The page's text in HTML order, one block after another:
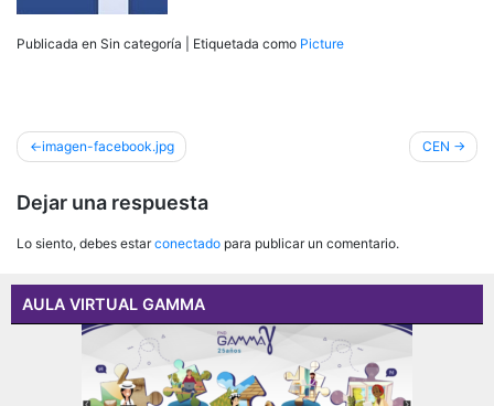
Publicada en Sin categoría Etiquetada como Picture
Navegación
entradas
imagen-facebook.jpg CEN
Dejar una respuesta
Lo siento, debes estarconectado para publicar un comentario.
AULA VIRTUAL GAMMA